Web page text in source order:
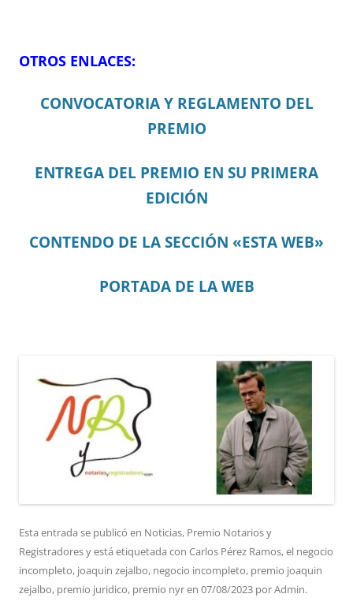
OTROS ENLACES:
CONVOCATORIA Y REGLAMENTO DEL
PREMIO
ENTREGA DEL PREMIO EN SU PRIMERA
EDICIÓN
CONTENDO DE LA SECCIÓN «ESTA WEB»
PORTADA DE LA WEB
Esta entrada se publicó en Noticias, Premio Notarios y
Registradoresy está etiquetada con Carlos Pérez Ramos,el negocio
incompleto, joaquin zejalbo, negocio incompleto, premio joaquin
zejalbo, premio juridico, premio nyren 07/08/2023 porAdmin.